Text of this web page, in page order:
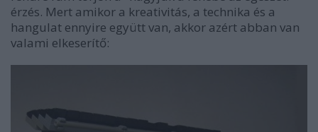
érzés. Mert amikor a kreativitás, a technika és a
hangulat ennyire együtt van, akkor azért abban van
valami elkeserítő: